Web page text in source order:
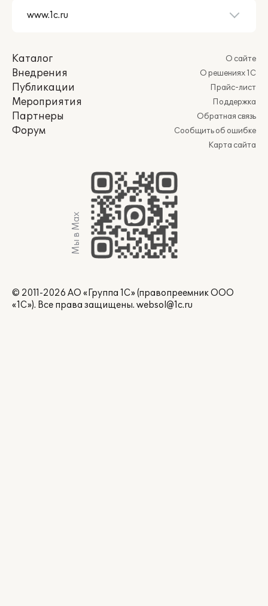
Каталог
Внедрения
Публикации
Мероприятия
Партнеры
Форум
О сайте
О решениях 1С
Прайс-лист
Поддержка
Обратная связь
Сообщить об ошибке
Карта сайта
Мы в Max
© 2011-2026 АО «Группа 1С» (правопреемник ООО
«1С»). Все права защищены. websol@1c.ru